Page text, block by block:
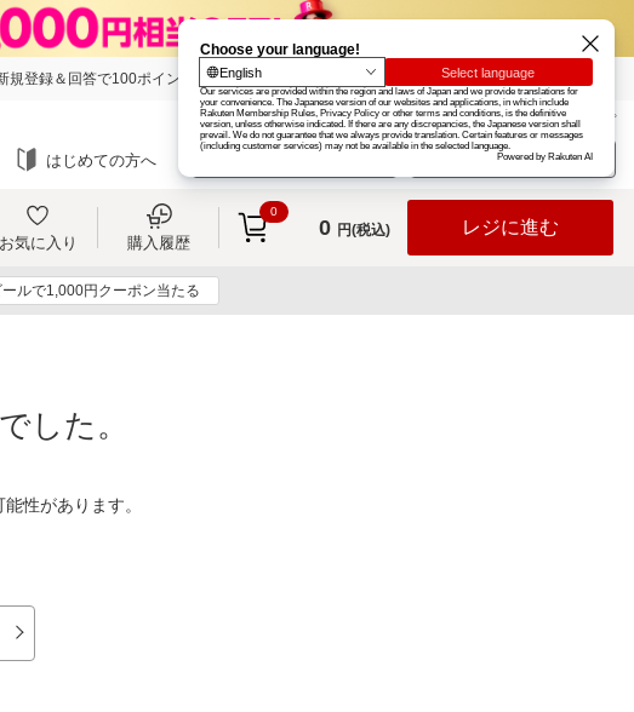
規登録＆回答で100ポイント! 楽天グループ カード
お知らせ ヘルプ
はじめての方へ ログイン
お気に入り 購入履歴
0
0 円(税込) レジに進む
ルで1,000円クーポン当たる
した。
性があります。